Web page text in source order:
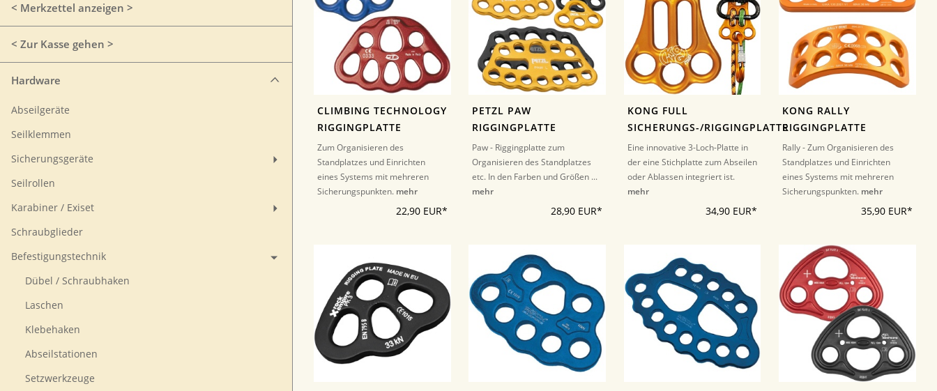
< Merkzettel anzeigen >
< Zur Kasse gehen >
Hardware
Abseilgeräte
Seilklemmen
Sicherungsgeräte
Seilrollen
Karabiner / Exiset
Schraubglieder
Befestigungstechnik
Dübel / Schraubhaken
Laschen
Klebehaken
Abseilstationen
Setzwerkzeuge
CLIMBING TECHNOLOGY
RIGGINGPLATTE
Zum Organisieren des
Standplatzes und Einrichten
eines Systems mit mehreren
Sicherungspunkten. mehr
22,90 EUR*
PETZL PAW
RIGGINGPLATTE
Paw - Riggingplatte zum
Organisieren des Standplatzes
etc. In den Farben und Größen ...
mehr
28,90 EUR*
KONG FULL
SICHERUNGS-/RIGGINGPLATTE
Eine innovative 3-Loch-Platte in
der eine Stichplatte zum Abseilen
oder Ablassen integriert ist.
mehr
34,90 EUR*
KONG RALLY
RIGGINGPLATTE
Rally - Zum Organisieren des
Standplatzes und Einrichten
eines Systems mit mehreren
Sicherungspunkten. mehr
35,90 EUR*